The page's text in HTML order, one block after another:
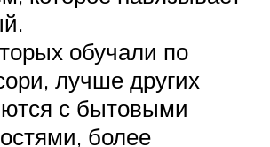
обучали по
лучше других
с бытовыми
более